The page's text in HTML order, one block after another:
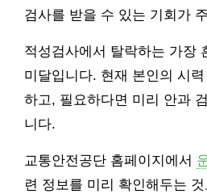
검사를 받을 수 있는 기회가
적성검사에서 탈락하는 가장
미달입니다. 현재 본인의 시
하고, 필요하다면 미리 안과
니다.
교통안전공단 홈페이지에서
련 정보를 미리 확인해두는